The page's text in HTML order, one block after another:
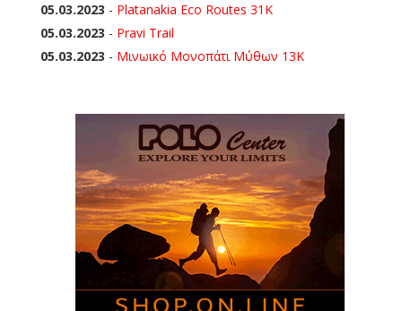
05.03.2023 - Platanakia Eco Routes 31K
05.03.2023 - Pravi Trail
05.03.2023 - Μινωικό Μονοπάτι Μύθων 13Κ